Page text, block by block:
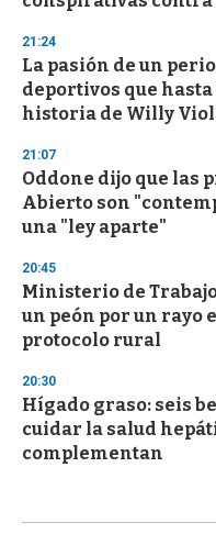
21:24
La pasión de un
deportivos que
historia de Willy
21:07
Oddone dijo que las
Abierto son
una "ley aparte"
20:45
Ministerio de
un peón por un rayo
protocolo rural
20:30
Hígado graso: seis
cuidar la salud
complementan